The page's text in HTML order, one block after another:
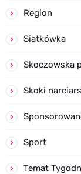
Region
Siatkówka
Skoczowska
Skoki
Sport
Temat